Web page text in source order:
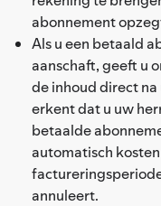
abonnement
Als u een betaald
aanschaft, geeft u
de inhoud direct
erkent dat u uw
betaalde
automatisch
annuleert.